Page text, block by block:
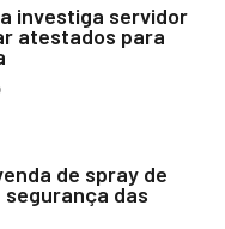
investiga servidor
atestados para
de spray de
das